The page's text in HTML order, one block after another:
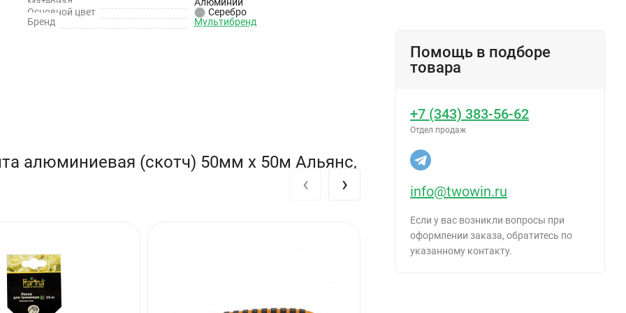
лучей.
условиях повышенной влажности.
Основной цвет
Серебро
Бренд Мультибренд
алюминиевая (скотч) 50мм х 50м Альянс,
‹ ›
Помощь в подборе
товара
+7 (343) 383-56-62
Отдел продаж
info@twowin.ru
Если у вас возникли вопросы при
оформлении заказа, обратитесь по
указанному контакту.